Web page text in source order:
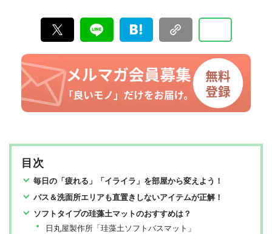
目次
毎日の「疲れる」「イライラ」を部屋から変えよう！
バス＆洗面所エリアも直置きしないアイテムが正解！
ソフトタイプの珪藻土マットのおすすめは？
日丸屋製作所「珪藻土ソフトバスマット」